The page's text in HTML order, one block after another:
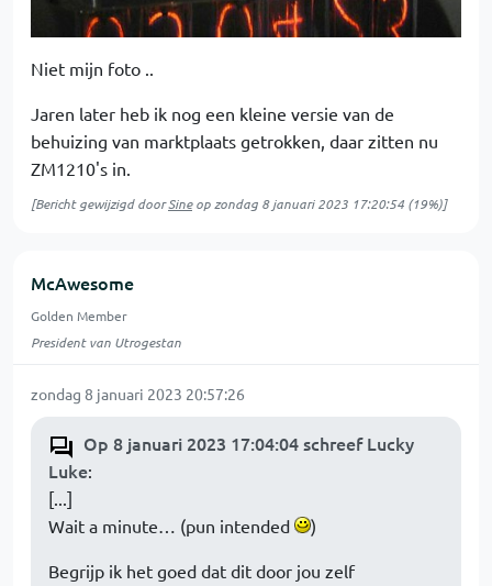
Niet mijn foto ..
Jaren later heb ik nog een kleine versie van de
behuizing van marktplaats getrokken, daar zitten nu
ZM1210's in.
[Bericht gewijzigd doorSineopzondag 8 januari 2023 17:20:54 (19%)]
McAwesome
Golden Member
President van Utrogestan
zondag 8 januari 2023 20:57:26
Op 8 januari 2023 17:04:04 schreef Lucky
Luke:
[...]
Wait a minute… (pun intended
)
Begrijp ik het goed dat dit door jou zelf